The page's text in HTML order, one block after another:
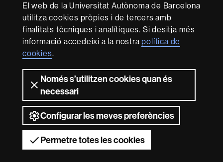
El web de la Universitat Autònoma de Barcelona
utilitza cookies pròpies i de tercers amb
finalitats tècniques i analítiques. Si desitja més
informació accedeixi a la nostrapolítica de
cookies.
Només s’utilitzen cookies quan és
necessari
Configurar les meves preferències
Permetre totes les cookies
in
Research
-
Euraxess
Amb el finançament de
Sobre
aquest
web
Avís legal
web Accessibilitat web Mapa del web UAB
2026 Universitat Autònoma de Barcelona